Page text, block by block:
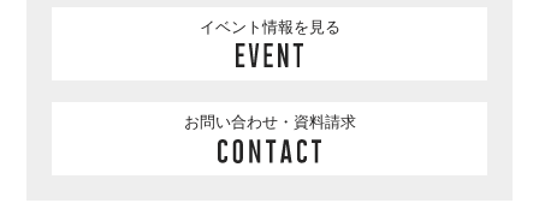
イベント情報を見る
お問い合わせ・資料請求